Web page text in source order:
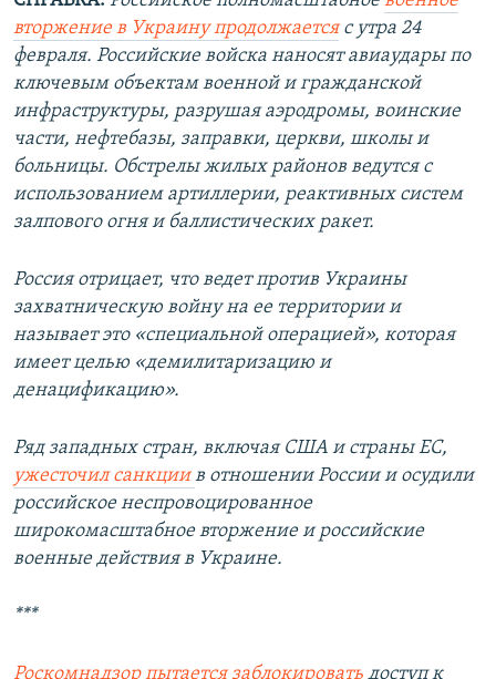
вторжение в Украину продолжаетсяс утра 24
февраля. Российские войска наносят авиаудары по
ключевым объектам военной и гражданской
инфраструктуры, разрушая аэродромы, воинские
части, нефтебазы, заправки, церкви, школы и
больницы. Обстрелы жилых районов ведутся с
использованием артиллерии, реактивных систем
залпового огня и баллистических ракет.
Россия отрицает, что ведет против Украины
захватническую войну на ее территории и
называет это «специальной операцией», которая
имеет целью «демилитаризацию и
денацификацию».
Ряд западных стран, включая США и страны ЕС,
ужесточил санкциив отношении России и осудили
российское неспровоцированное
широкомасштабное вторжение и российские
военные действия в Украине.
***
Роскомнадзор пытается заблокировать доступ к